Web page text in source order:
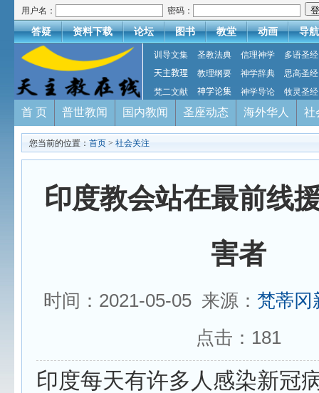
用户名： 密码：
答疑 资料下载 论坛 图书 教堂 动画 导航
训导文集 圣教法典 信理神学
多语圣经
天主教理
教理纲要 神学辞典
思高圣经
梵二文献
神学论集 神学导论 牧灵圣经
首 页 普世教闻 国内教闻 圣座动态 海外华人 社
您当前的位置： 首页 > 社会关注
印度教会站在最前线
害者
时间：2021-05-05 来源： 梵蒂冈
点击： 181
印度每天有许多人感染新冠